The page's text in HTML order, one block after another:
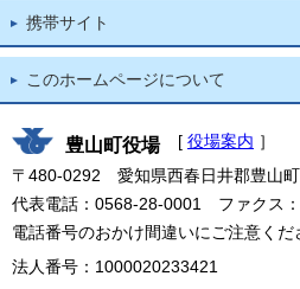
携帯サイト
このホームページについて
豊山町役場 [ 役場案内 ］
〒480-0292 愛知県西春日井郡豊山
代表電話：0568-28-0001 ファクス
電話番号のおかけ間違いにご注意くだ
法人番号：1000020233421